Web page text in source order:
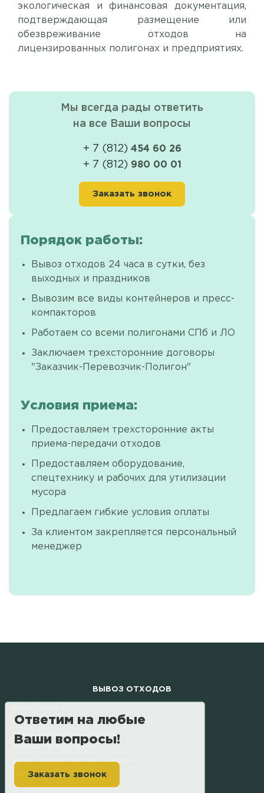
экологическая и финансовая документация,
подтверждающая размещение или
обезвреживание отходов на
лицензированных полигонах и предприятиях.
Мы всегда рады ответить
на все Ваши вопросы
+ 7 (812) 454 60 26
+ 7 (812) 980 00 01
Заказать звонок
Порядок работы:
Вывоз отходов 24 часа в сутки, без
выходных и праздников
Вывозим все виды контейнеров и пресс-
компакторов
Работаем со всеми полигонами СПб и ЛО
Заключаем трехсторонние договоры
"Заказчик-Перевозчик-Полигон"
Условия приема:
Предоставляем трехсторонние акты
приема-передачи отходов
Предоставляем оборудование,
спецтехнику и рабочих для утилизации
мусора
Предлагаем гибкие условия оплаты
За клиентом закрепляется персональный
менеджер
Ответим на любые
Ваши вопросы!
Заказать звонок
ВЫВОЗ ОТХОДОВ
Вывоз строительного мусора
Вывоз химических отходов
Аренда оборудования
Вывоз грунта